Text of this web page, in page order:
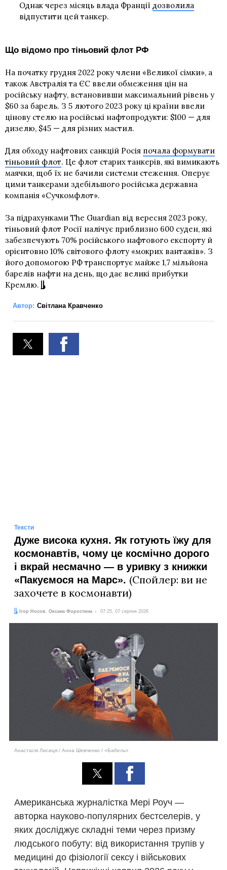
Однак через місяць влада Франції дозволила
відпустити цей танкер.
Що відомо про тіньовий флот РФ
На початку грудня 2022 року члени «Великої сімки», а
також Австралія та ЄС ввели обмеження цін на
російську нафту, встановивши максимальний рівень у
$60 за барель. З 5 лютого 2023 року ці країни ввели
цінову стелю на російські нафтопродукти: $100 — для
дизелю, $45 — для різних мастил.
Для обходу нафтових санкцій Росія почала формувати
тіньовий флот. Це флот старих танкерів, які вимикають
маячки, щоб їх не бачили системи стеження. Оперує
цими танкерами здебільшого російська державна
компанія «Сучкомфлот».
За підрахунками The Guardian від вересня 2023 року,
тіньовий флот Росії налічує приблизно 600 суден, які
забезпечують 70% російського нафтового експорту й
орієнтовно 10% світового флоту «мокрих вантажів». З
його допомогою РФ транспортує майже 1,7 мільйона
барелів нафти на день, що дає великі прибутки
Кремлю.
Автор: Світлана Кравченко